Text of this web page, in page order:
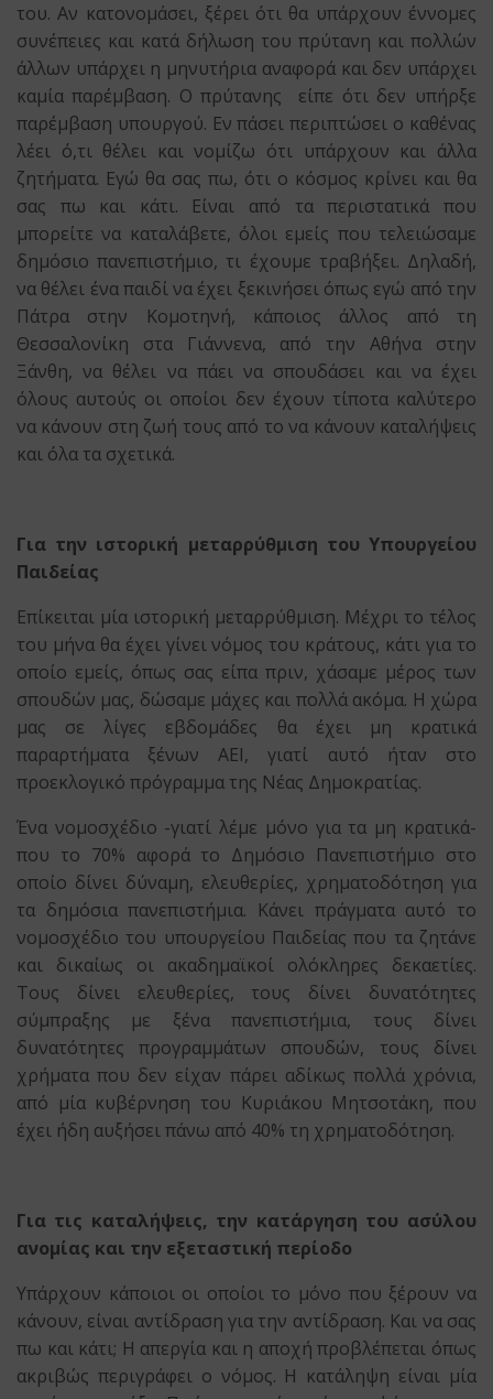
του. Αν κατονομάσει, ξέρει ότι θα υπάρχουν έννομες
συνέπειες και κατά δήλωση του πρύτανη και πολλών
άλλων υπάρχει η μηνυτήρια αναφορά και δεν υπάρχει
καμία παρέμβαση. Ο πρύτανης είπε ότι δεν υπήρξε
παρέμβαση υπουργού. Εν πάσει περιπτώσει ο καθένας
λέει ό,τι θέλει και νομίζω ότι υπάρχουν και άλλα
ζητήματα. Εγώ θα σας πω, ότι ο κόσμος κρίνει και θα
σας πω και κάτι. Είναι από τα περιστατικά που
μπορείτε να καταλάβετε, όλοι εμείς που τελειώσαμε
δημόσιο πανεπιστήμιο, τι έχουμε τραβήξει. Δηλαδή,
να θέλει ένα παιδί να έχει ξεκινήσει όπως εγώ από την
Πάτρα στην Κομοτηνή, κάποιος άλλος από τη
Θεσσαλονίκη στα Γιάννενα, από την Αθήνα στην
Ξάνθη, να θέλει να πάει να σπουδάσει και να έχει
όλους αυτούς οι οποίοι δεν έχουν τίποτα καλύτερο
να κάνουν στη ζωή τους από το να κάνουν καταλήψεις
και όλα τα σχετικά.
Για την ιστορική μεταρρύθμιση του Υπουργείου
Παιδείας
Επίκειται μία ιστορική μεταρρύθμιση. Μέχρι το τέλος
του μήνα θα έχει γίνει νόμος του κράτους, κάτι για το
οποίο εμείς, όπως σας είπα πριν, χάσαμε μέρος των
σπουδών μας, δώσαμε μάχες και πολλά ακόμα. Η χώρα
μας σε λίγες εβδομάδες θα έχει μη κρατικά
παραρτήματα ξένων ΑΕΙ, γιατί αυτό ήταν στο
προεκλογικό πρόγραμμα της Νέας Δημοκρατίας.
Ένα νομοσχέδιο -γιατί λέμε μόνο για τα μη κρατικά-
που το 70% αφορά το Δημόσιο Πανεπιστήμιο στο
οποίο δίνει δύναμη, ελευθερίες, χρηματοδότηση για
τα δημόσια πανεπιστήμια. Κάνει πράγματα αυτό το
νομοσχέδιο του υπουργείου Παιδείας που τα ζητάνε
και δικαίως οι ακαδημαϊκοί ολόκληρες δεκαετίες.
Τους δίνει ελευθερίες, τους δίνει δυνατότητες
σύμπραξης με ξένα πανεπιστήμια, τους δίνει
δυνατότητες προγραμμάτων σπουδών, τους δίνει
χρήματα που δεν είχαν πάρει αδίκως πολλά χρόνια,
από μία κυβέρνηση του Κυριάκου Μητσοτάκη, που
έχει ήδη αυξήσει πάνω από 40% τη χρηματοδότηση.
Για τις καταλήψεις, την κατάργηση του ασύλου
ανομίας και την εξεταστική περίοδο
Υπάρχουν κάποιοι οι οποίοι το μόνο που ξέρουν να
κάνουν, είναι αντίδραση για την αντίδραση. Και να σας
πω και κάτι; Η απεργία και η αποχή προβλέπεται όπως
ακριβώς περιγράφει ο νόμος. Η κατάληψη είναι μία